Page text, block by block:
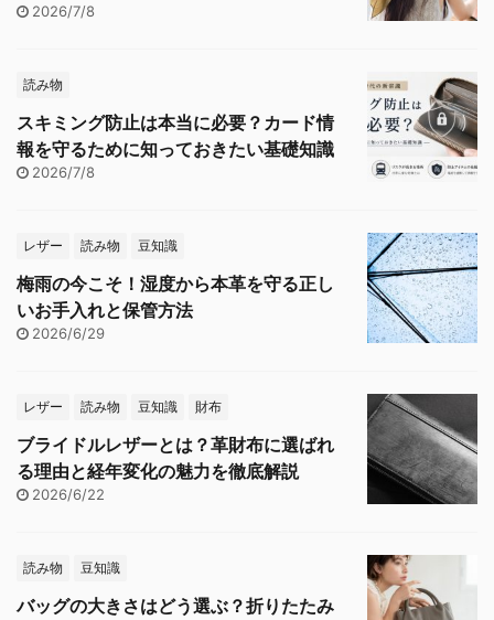
2026/7/8
読み物
スキミング防止は本当に必要？カード情
報を守るために知っておきたい基礎知識
2026/7/8
レザー 読み物 豆知識
梅雨の今こそ！湿度から本革を守る正し
いお手入れと保管方法
2026/6/29
レザー 読み物 豆知識 財布
ブライドルレザーとは？革財布に選ばれ
る理由と経年変化の魅力を徹底解説
2026/6/22
読み物 豆知識
バッグの大きさはどう選ぶ？折りたたみ